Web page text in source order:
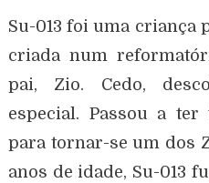
Su-013 foi uma criança
criada num
pai, Zio. Cedo,
especial. Passou a ter
para tornar-se um dos
anos de idade, Su-013